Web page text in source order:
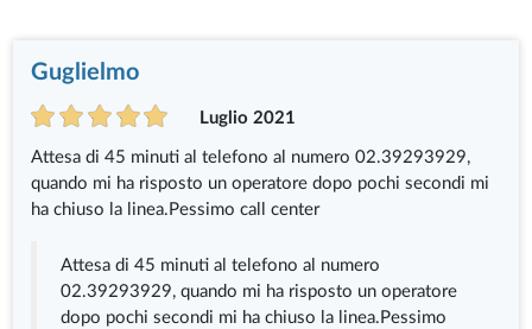
Guglielmo
Luglio 2021
Attesa di 45 minuti al telefono al numero 02.39293929,
quando mi ha risposto un operatore dopo pochi secondi mi
ha chiuso la linea.Pessimo call center
Attesa di 45 minuti al telefono al numero
02.39293929, quando mi ha risposto un operatore
dopo pochi secondi mi ha chiuso la linea.Pessimo